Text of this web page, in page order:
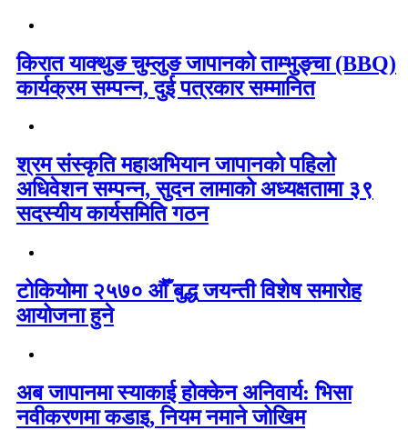
किरात याक्थुङ चुम्लुङ जापानको ताम्भुङ्चा (BBQ)
कार्यक्रम सम्पन्न, दुई पत्रकार सम्मानित
श्रम संस्कृति महाअभियान जापानको पहिलो
अधिवेशन सम्पन्न, सुदन लामाको अध्यक्षतामा ३९
सदस्यीय कार्यसमिति गठन
टोकियोमा २५७० औँ बुद्ध जयन्ती विशेष समारोह
आयोजना हुने
अब जापानमा स्याकाई होक्केन अनिवार्य: भिसा
नवीकरणमा कडाइ, नियम नमाने जोखिम